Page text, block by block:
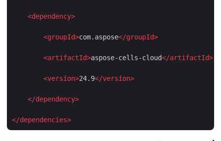
<dependency
<groupId>com.aspose</groupId
<artifactId>aspose-cells-cloud</artifactId
<version>24.9</version
</dependency
</dependencies